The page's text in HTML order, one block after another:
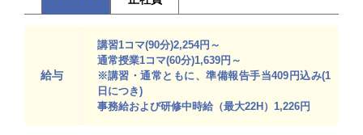
給与
講習1コマ(90分)2,254円～
通常授業1コマ(60分)1,639円～
※講習・通常ともに、準備報告手当409円込み(1
日につき)
事務給および研修中時給（最大22H）1,226円